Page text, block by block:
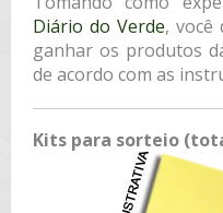
Diário do Verde, você
ganhar os produtos
de acordo com as
Kits para sorteio